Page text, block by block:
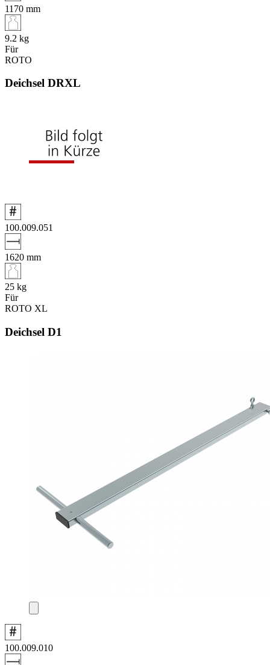
1170 mm
9.2 kg
Für
ROTO
Deichsel DRXL
100.009.051
1620 mm
25 kg
Für
ROTO XL
Deichsel D1
100.009.010